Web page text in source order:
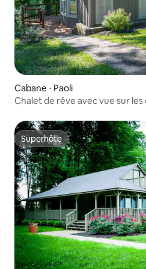
Cabane ⋅ Paoli
Chalet de rêve avec vue sur les
Superhôte
Superhôte